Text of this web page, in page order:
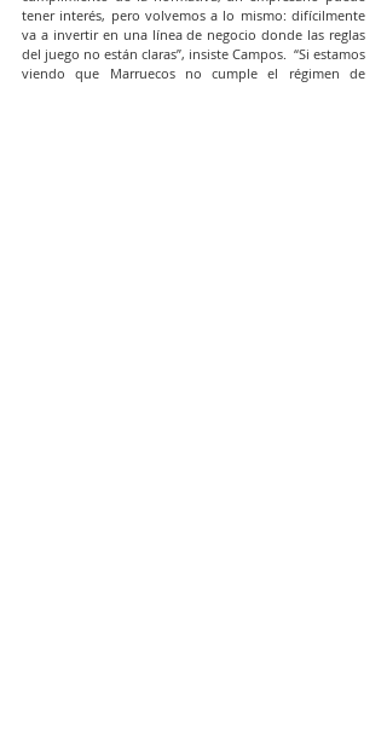
tener interés, pero volvemos a lo mismo: difícilmente
va a invertir en una línea de negocio donde las reglas
del juego no están claras”, insiste Campos.  “Si estamos
viendo que Marruecos no cumple el régimen de